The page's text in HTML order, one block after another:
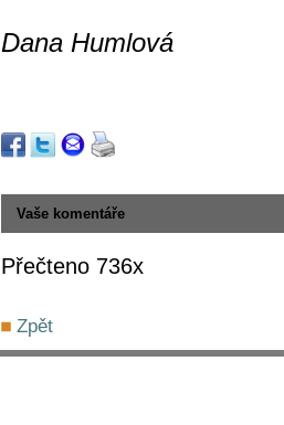
Dana Humlová
Vaše komentáře
Přečteno 736x
Zpět